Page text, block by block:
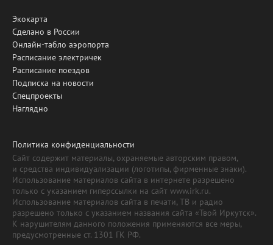
Экокарта
Сделано в России
Онлайн-табло аэропорта
Расписание электричек
Расписание поездов
Подписка на новости
Спецпроекты
Наглядно
Политика конфиденциальности
Сайт содержит материалы, охраняемые авторским правом,
и средства индивидуализации (логотипы, фирменные знаки).
Использование материалов сайта в интернете разрешено
только с указанием гиперссылки на сайт www.irk.ru.
Использование материалов сайта в печати, ТВ и радио
разрешено только с указанием названия сайта «Твой Иркутск».
К нарушителям данного положения применяются все меры,
предусмотренные ст. 1301 ГК РФ.